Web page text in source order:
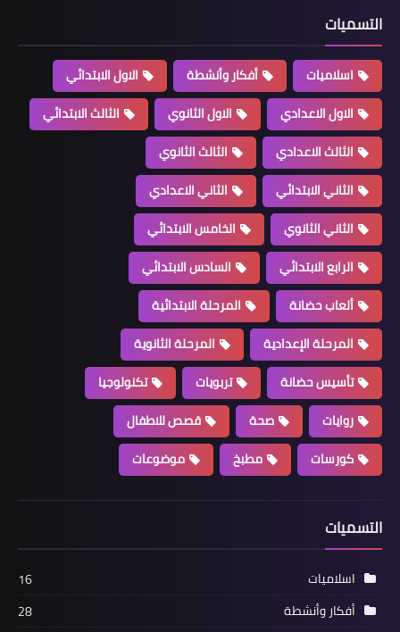
التسميات
اسلاميات أفكار وأنشطة
الاول الابتدائي
الاول الاعدادي
الاول الثانوي
الثالث الابتدائي
الثالث الاعدادي
الثالث الثانوي
الثاني الابتدائي
الثاني الاعدادي
الثاني الثانوي
الخامس الابتدائي
الرابع الابتدائي
السادس الابتدائي
ألعاب حضانة
المرحلة الابتدائية
المرحلة الإعدادية
المرحلة الثانوية
تأسيس حضانة
تربويات
تكنولوجيا
روايات
صحة
قصص للاطفال
كورسات
مطبخ موضوعات
التسميات
اسلاميات
16
أفكار وأنشطة
28